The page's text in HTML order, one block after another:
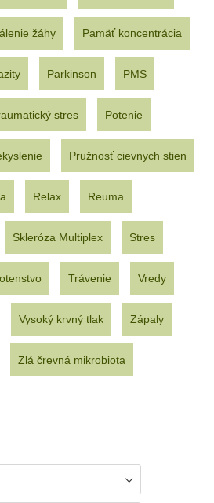
žáhy Pamäť koncentrácia
Parkinson PMS
stres Potenie
Pružnosť cievnych stien
Relax Reuma
Skleróza Multiplex Stres
Trávenie Vredy
Vysoký krvný tlak Zápaly
Zlá črevná mikrobiota